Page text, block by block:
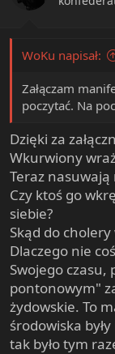
a
e
WoKu napisał:
Załączam
poczytać. Na
Dzięki za
Wkurwiony
Teraz
Czy ktoś go
siebie?
Skąd do
Dlaczego nie
Swojego
pontonowym"
żydowskie. To
środowiska
tak było tym